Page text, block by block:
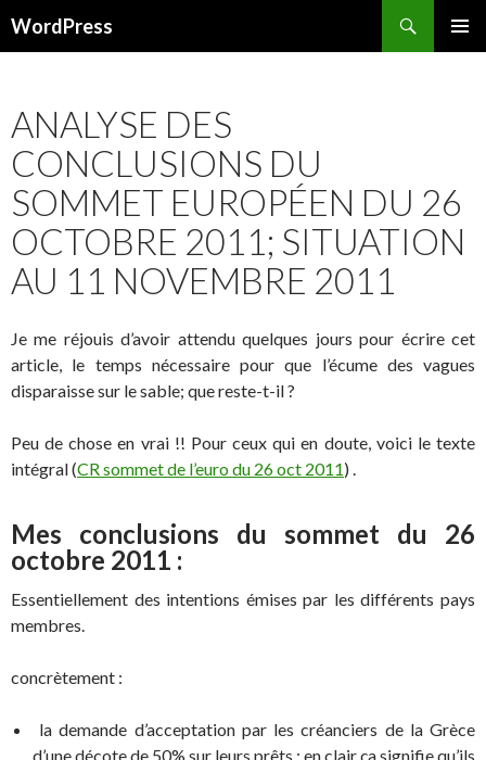
WordPress
ANALYSE DES
CONCLUSIONS DU
SOMMET EUROPÉEN DU 26
OCTOBRE 2011; SITUATION
AU 11 NOVEMBRE 2011
Je me réjouis d’avoir attendu quelques jours pour écrire cet
article, le temps nécessaire pour que l’écume des vagues
disparaisse sur le sable; que reste-t-il ?
Peu de chose en vrai !! Pour ceux qui en doute, voici le texte
intégral (CR sommet de l’euro du 26 oct 2011) .
Mes conclusions du sommet du 26
octobre 2011 :
Essentiellement des intentions émises par les différents pays
membres.
concrètement :
la demande d’acceptation par les créanciers de la Grèce
d’une décote de 50% sur leurs prêts : en clair ça signifie qu’ils